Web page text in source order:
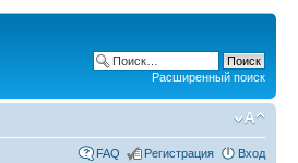
Расширенный поиск
FAQ Регистрация Вход